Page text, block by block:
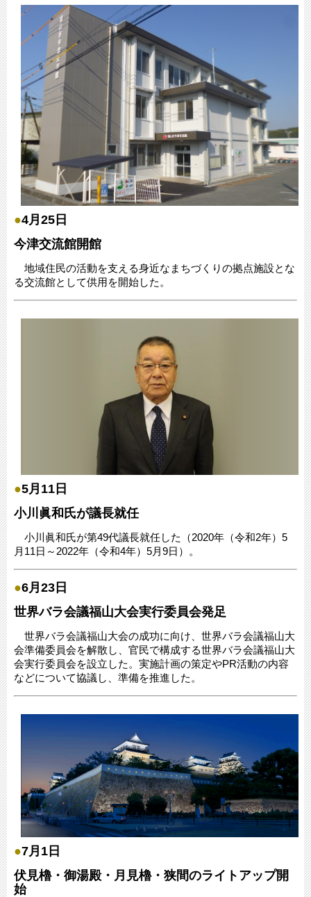
●4月25日
今津交流館開館
地域住民の活動を支える身近なまちづくりの拠点施設とな
る交流館として供用を開始した。
●5月11日
小川眞和氏が議長就任
小川眞和氏が第49代議長就任した（2020年（令和2年）5
月11日～2022年（令和4年）5月9日）。
●6月23日
世界バラ会議福山大会実行委員会発足
世界バラ会議福山大会の成功に向け、世界バラ会議福山大
会準備委員会を解散し、官民で構成する世界バラ会議福山大
会実行委員会を設立した。実施計画の策定やPR活動の内容
などについて協議し、準備を推進した。
●7月1日
伏見櫓・御湯殿・月見櫓・狭間のライトアップ開
始